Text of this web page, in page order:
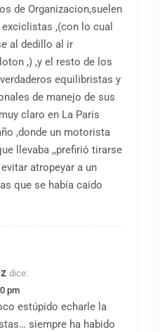
de Organizacion,suelen
,(con lo cual
al dedillo al ir
,) ,y el resto de los
equilibristas y
de manejo de sus
claro en La Paris
,donde un motorista
llevaba ,,prefirió tirarse
atropeyar a un
que se había caido
dice:
pm
estúpido echarle la
siempre ha habido